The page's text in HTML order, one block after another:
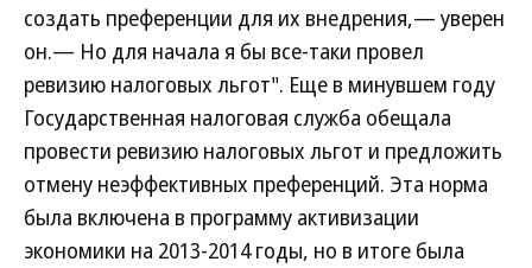
создать преференции для их внедрения,— уверен
он.— Но для начала я бы все-таки провел
ревизию налоговых льгот". Еще в минувшем году
Государственная налоговая служба обещала
провести ревизию налоговых льгот и предложить
отмену неэффективных преференций. Эта норма
была включена в программу активизации
экономики на 2013-2014 годы, но в итоге была